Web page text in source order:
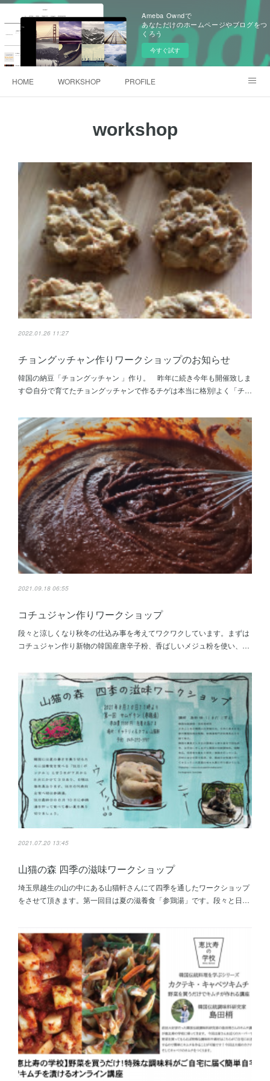
Ameba Owndで
あなただけのホームページやブログをつ
くろう
今すぐ試す
HOME WORKSHOP PROFILE
workshop
2022.01.26 11:27
チョングッチャン作りワークショップのお知らせ
韓国の納豆「チョングッチャン 」作り。 昨年に続き今年も開催致しま
す😊自分で育てたチョングッチャンで作るチゲは本当に格別!よく「チ…
2021.09.18 06:55
コチュジャン作りワークショップ
段々と涼しくなり秋冬の仕込み事を考えてワクワクしています。まずは
コチュジャン作り新物の韓国産唐辛子粉、香ばしいメジュ粉を使い、…
2021.07.20 13:45
山猫の森 四季の滋味ワークショップ
埼玉県越生の山の中にある山猫軒さんにて四季を通したワークショップ
をさせて頂きます。第一回目は夏の滋養食「参鶏湯」です。段々と日…